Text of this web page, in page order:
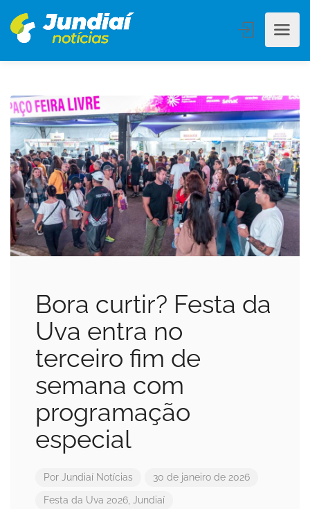
Bora curtir? Festa da
Uva entra no
terceiro fim de
semana com
programação
especial
Por Jundiaí Notícias 30 de janeiro de 2026
Festa da Uva 2026, Jundiaí